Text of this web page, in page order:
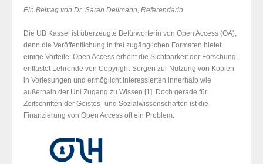
Ein Beitrag von Dr. Sarah Dellmann, Referendarin
Die UB Kassel ist überzeugte Befürworterin von Open Access (OA),
denn die Veröffentlichung in frei zugänglichen Formaten bietet
einige Vorteile: Open Access erhöht die Sichtbarkeit der Forschung,
entlastet Lehrende von Copyright-Sorgen zur Nutzung von Kopien
in Vorlesungen und ermöglicht Interessierten innerhalb wie
außerhalb der Uni Zugang zu Wissen [1]. Doch gerade für
Zeitschriften der Geistes- und Sozialwissenschaften ist die
Finanzierung von Open Access oft ein Problem.